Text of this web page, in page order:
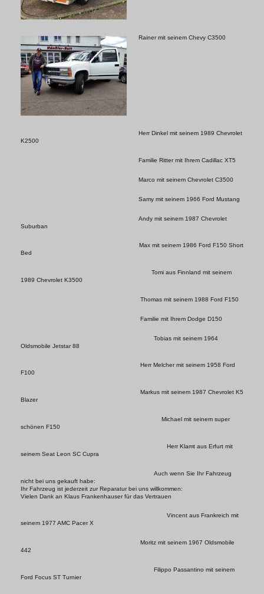
Rainer mit seinem Chevy C3500
Herr Dinkel mit seinem 1989 Chevrolet
K2500
Familie Ritter mit Ihrem Cadillac XT5
Marco mit seinem Chevrolet C3500
Samy mit seinem 1966 Ford Mustang
Andy mit seinem 1987 Chevrolet
Suburban
Max mit seinem 1986 Ford F150 Short
Bed
Tomi aus Finnland mit seinem
1989 Chevrolet K3500
Thomas mit seinem 1988 Ford F150
Familie mit Ihrem Dodge D150
Tobias mit seinem 1964
Oldsmobile Jetstar 88
Herr Melcher mit seinem 1958 Ford
F100
Markus mit seinem 1987 Chevrolet K5
Blazer
Michael mit seinem super
schönen F150
Herr Klamt aus Erfurt mit
seinem Seat Leon SC Cupra
Auch wenn Sie Ihr Fahrzeug
nicht bei uns gekauft habe:
Ihr Fahrzeug ist jederzeit zur Reparatur bei uns willkommen:
Vielen Dank an Klaus Frankenhauser für das Vertrauen
Vincent aus Frankreich mit
seinem 1977 AMC Pacer X
Moritz mit seinem 1967 Oldsmobile
442
Filippo Passantino mit seinem
Ford Focus ST Turnier